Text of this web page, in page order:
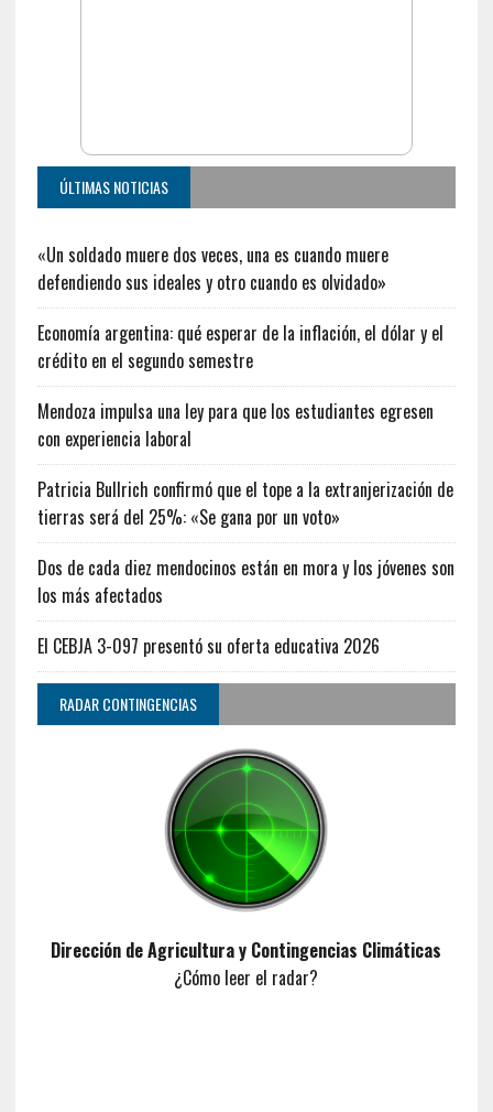
ÚLTIMAS NOTICIAS
«Un soldado muere dos veces, una es cuando muere
defendiendo sus ideales y otro cuando es olvidado»
Economía argentina: qué esperar de la inflación, el dólar y el
crédito en el segundo semestre
Mendoza impulsa una ley para que los estudiantes egresen
con experiencia laboral
Patricia Bullrich confirmó que el tope a la extranjerización de
tierras será del 25%: «Se gana por un voto»
Dos de cada diez mendocinos están en mora y los jóvenes son
los más afectados
El CEBJA 3-097 presentó su oferta educativa 2026
RADAR CONTINGENCIAS
Dirección de Agricultura y Contingencias Climáticas
¿Cómo leer el radar?